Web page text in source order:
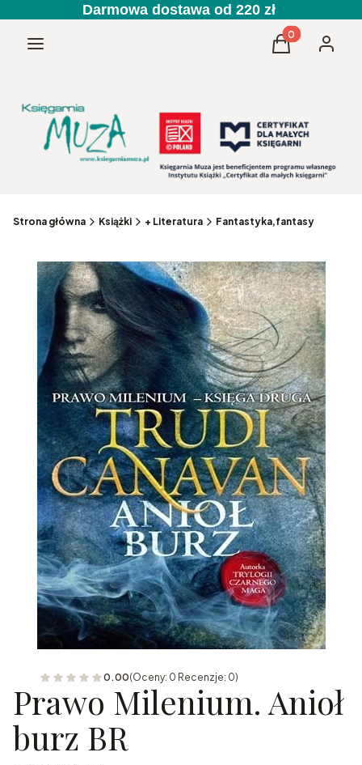
Darmowa dostawa od 220 zł
Menu Produkty w
Koszyk
Strona główna Książki + Literatura Fantastyka,fantasy
0.00(Oceny: 0 Recenzje: 0)
Prawo Milenium. Anioł
burz BR